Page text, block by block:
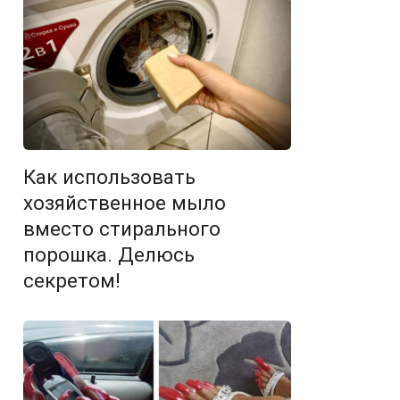
Как использовать
хозяйственное мыло
вместо стирального
порошка. Делюсь
секретом!